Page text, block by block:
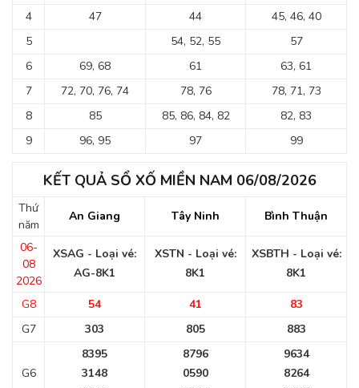
4
47 44
45, 46, 40
5
54, 52, 55
57
6
69, 68 61
63, 61
7
72, 70, 76, 74 78, 76
78, 71, 73
8
85 85, 86, 84, 82
82, 83
9
96, 95 97 99
KẾT QUẢ SỔ XỐ MIỀN NAM 06/08/2026
Thứ
năm
An Giang Tây Ninh Bình Thuận
06-
08
2026
XSAG - Loại vé:
AG-8K1
XSTN - Loại vé:
8K1
XSBTH - Loại vé:
8K1
G8 54 41
83
G7
303 805 883
G6
8395
3148
8796
0590
9634
8264